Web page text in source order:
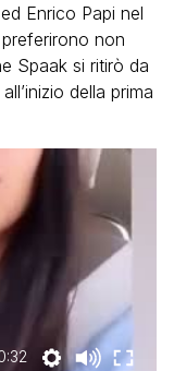
Enrico Papi nel
non
Spaak si ritirò da
della prima